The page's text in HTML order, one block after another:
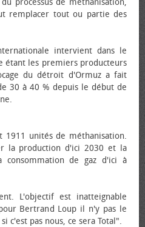
processus de méthanisation,
remplacer tout ou partie des
intervient dans le
étant les premiers producteurs
du détroit d'Ormuz a fait
30 à 40 % depuis le début de
1911 unités de méthanisation.
la production d'ici 2030 et la
consommation de gaz d'ici à
L'objectif est inatteignable
Bertrand Loup il n'y pas le
c'est pas nous, ce sera Total".